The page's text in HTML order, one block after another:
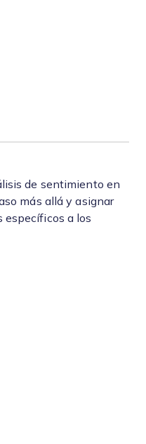
de sentimiento en
más allá y asignar
específicos a los